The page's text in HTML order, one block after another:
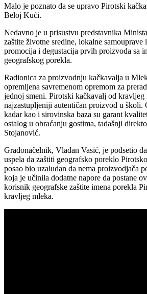
Malo je poznato da se upravo Pirotski
Nedavno je u prisustvu predstavnika
zaštite životne sredine, lokalne samouprave
promocija i degustacija prvih proizvoda sa
Radionica za proizvodnju kačkavalja u
opremljena savremenom opremom za
jednoj smeni. Pirotski kačkavalj od kravljeg
najzastupljeniji autentičan proizvod u školi.
kadar kao i sirovinska baza su garant
ostalog u obraćanju gostima, tadašnji
Gradonačelnik, Vladan Vasić, je podsetio da
uspela da zaštiti geografsko poreklo
posao bio uzaludan da nema proizvodjača
koja je učinila dodatne napore da postane
korisnik geografske zaštite imena porekla